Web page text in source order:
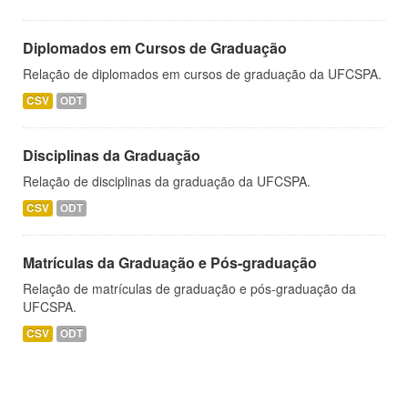
Diplomados em Cursos de Graduação
Relação de diplomados em cursos de graduação da UFCSPA.
CSV ODT
Disciplinas da Graduação
Relação de disciplinas da graduação da UFCSPA.
CSV ODT
Matrículas da Graduação e Pós-graduação
Relação de matrículas de graduação e pós-graduação da
UFCSPA.
CSV ODT